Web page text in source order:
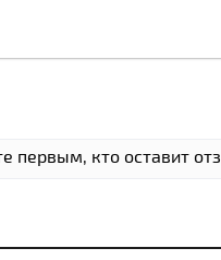
первым, кто оставит